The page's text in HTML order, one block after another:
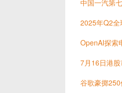
中国一汽第
2025年Q2
OpenAI探索
7月16日港
谷歌豪掷